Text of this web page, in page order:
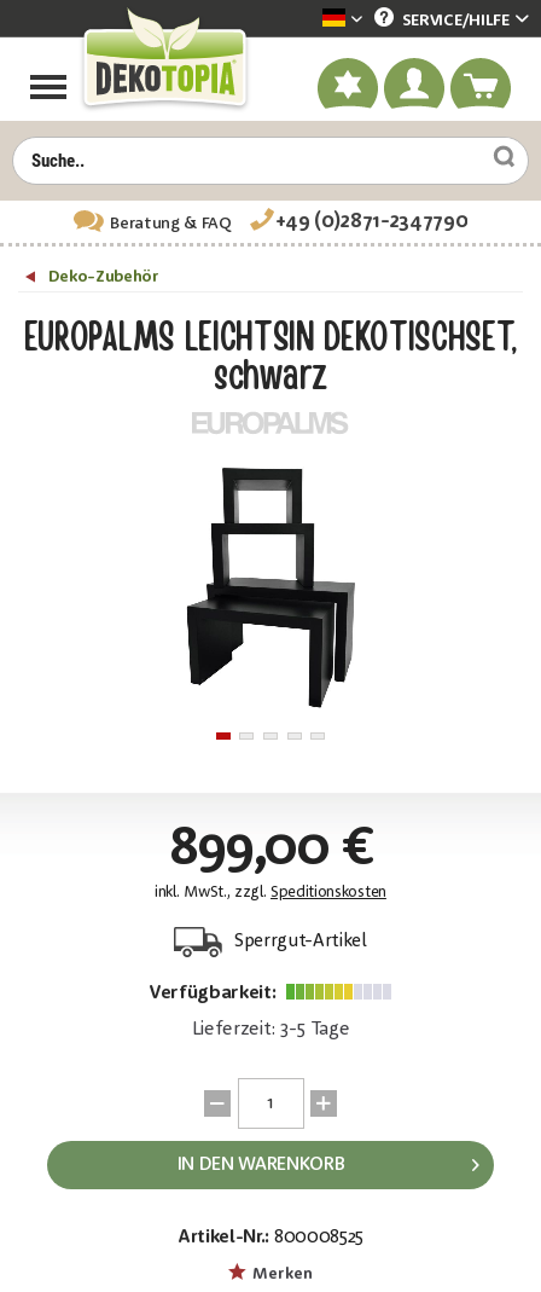
Dekotopia deutsch
SERVICE/HILFE
Beratung& FAQ +49 (0)2871-2347790
Deko-Zubehör
EUROPALMS LEICHTSIN DEKOTISCHSET,
schwarz
899,00 €
inkl. MwSt., zzgl.Speditionskosten
Sperrgut-Artikel
Verfügbarkeit:
Lieferzeit: 3-5 Tage
IN DEN WARENKORB
Artikel-Nr.: 800008525
Merken